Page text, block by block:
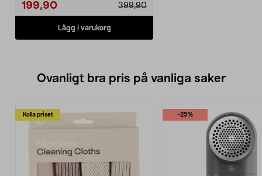
styra färg och ljus individuellt på 3
dioder i taget.
• Stämningsfull belysning med 90
RGB LED. För inomhusbruk.
399,90
199,90
Lägg i varukorg
Ovanligt bra pris på vanliga saker
Kolla priset -25%